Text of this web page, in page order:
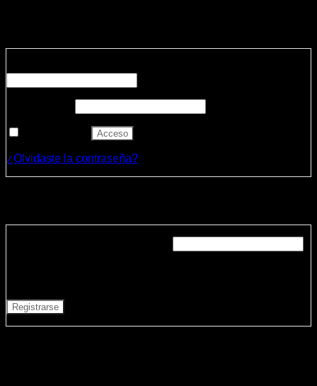
Acceso
¿Olvidaste la contraseña?
Registrarse